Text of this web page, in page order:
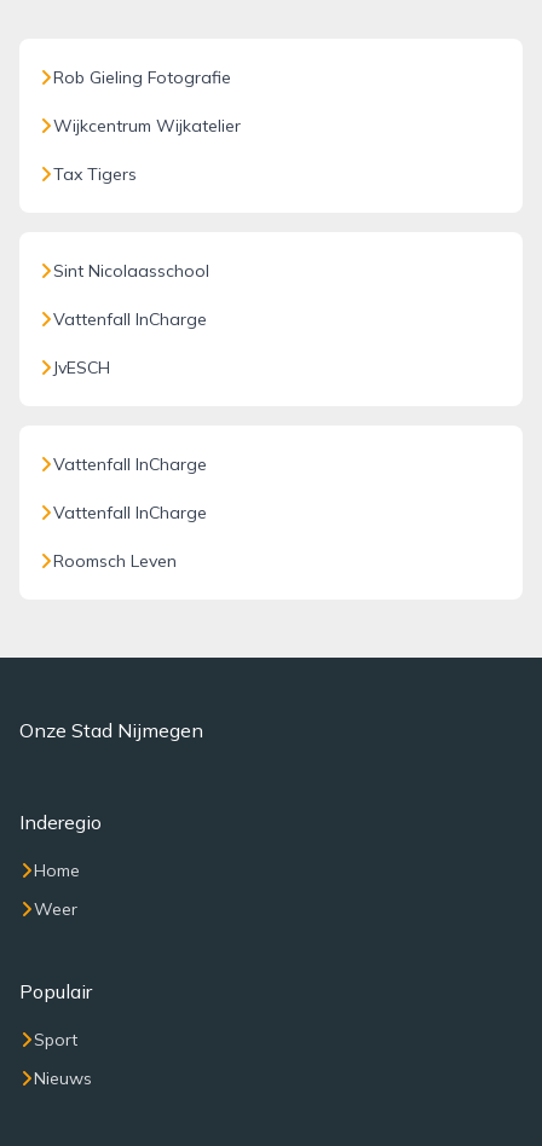
Rob Gieling Fotografie
Wijkcentrum Wijkatelier
Tax Tigers
Sint Nicolaasschool
Vattenfall InCharge
JvESCH
Vattenfall InCharge
Vattenfall InCharge
Roomsch Leven
Onze Stad Nijmegen
Inderegio
Home
Weer
Populair
Sport
Nieuws